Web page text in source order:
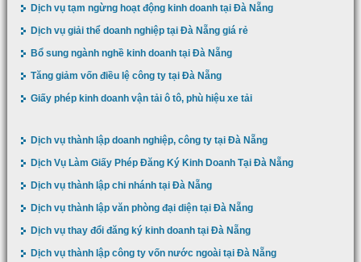
Dịch vụ tạm ngừng hoạt động kinh doanh tại Đà Nẵng
Dịch vụ giải thể doanh nghiệp tại Đà Nẵng giá rẻ
Bổ sung ngành nghề kinh doanh tại Đà Nẵng
Tăng giảm vốn điều lệ công ty tại Đà Nẵng
Giấy phép kinh doanh vận tải ô tô, phù hiệu xe tải
Dịch vụ thành lập doanh nghiệp, công ty tại Đà Nẵng
Dịch Vụ Làm Giấy Phép Đăng Ký Kinh Doanh Tại Đà Nẵng
Dịch vụ thành lập chi nhánh tại Đà Nẵng
Dịch vụ thành lập văn phòng đại diện tại Đà Nẵng
Dịch vụ thay đổi đăng ký kinh doanh tại Đà Nẵng
Dịch vụ thành lập công ty vốn nước ngoài tại Đà Nẵng